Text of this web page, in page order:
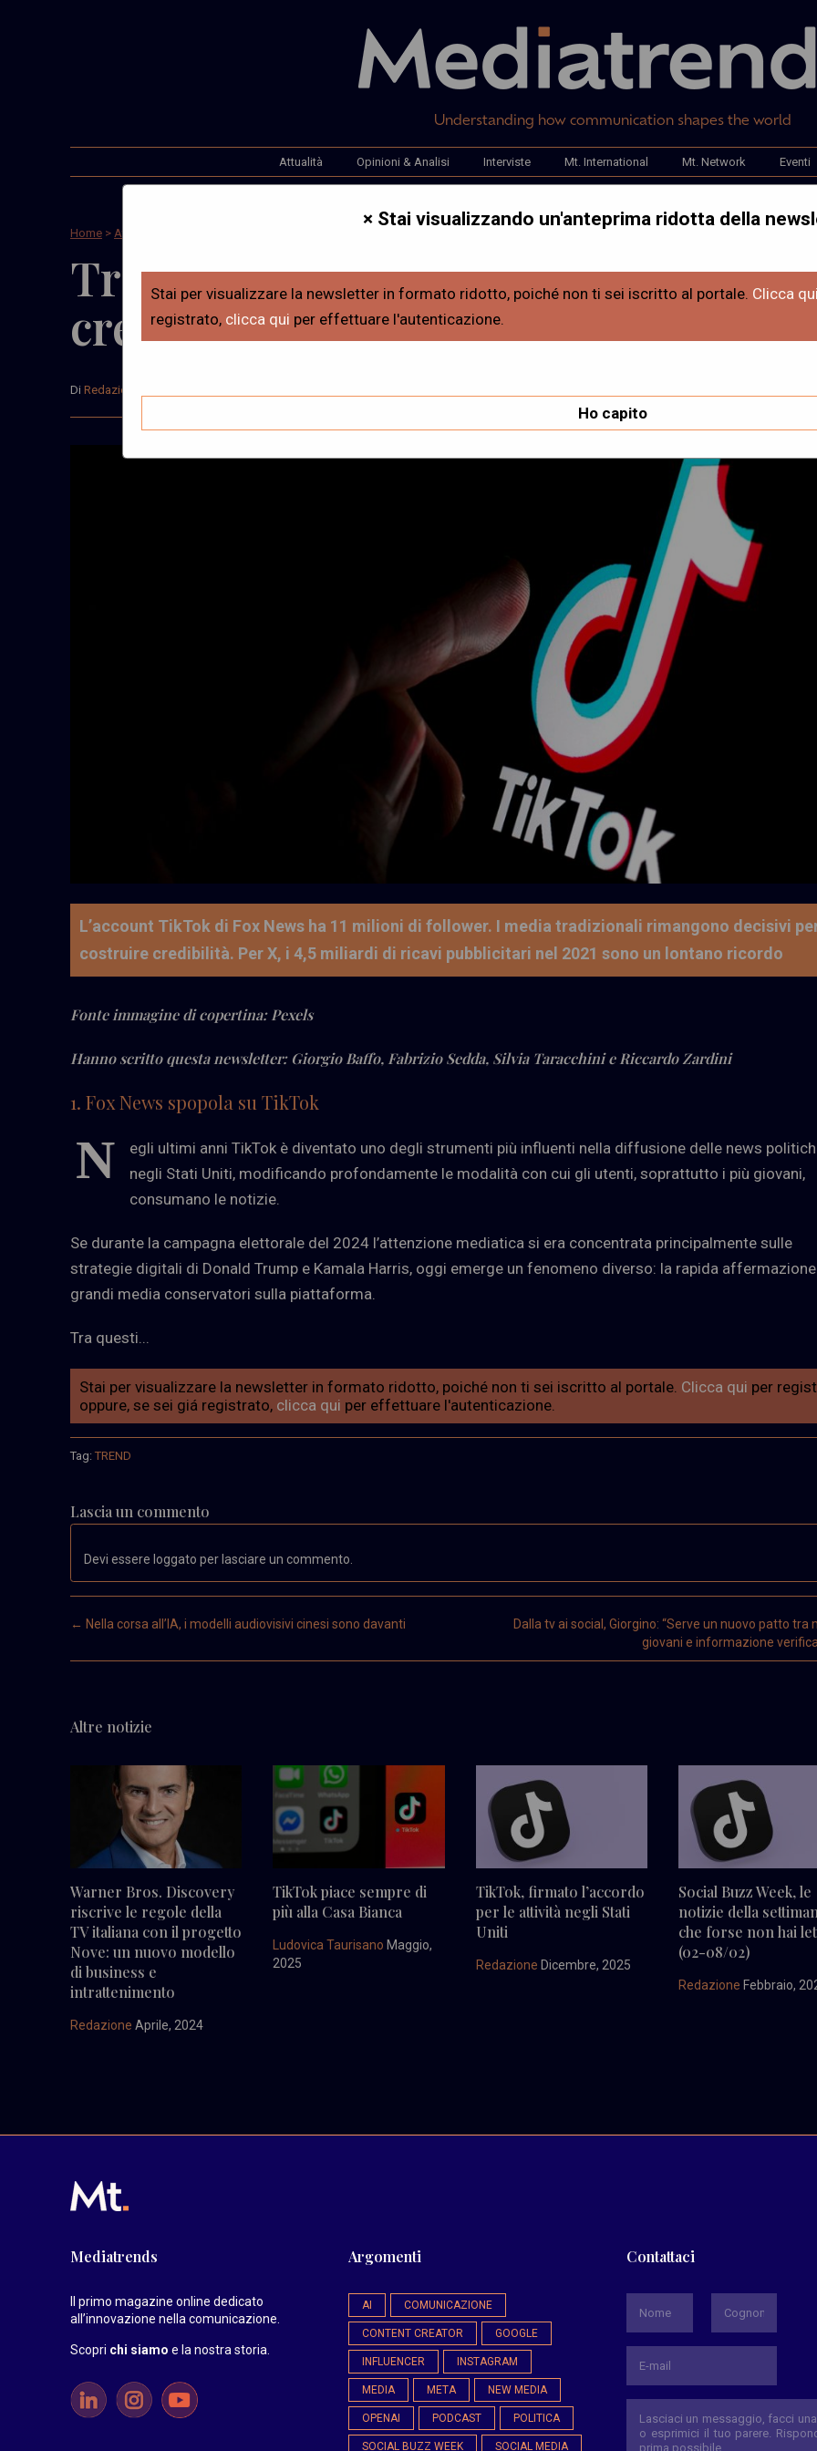
Understanding how communication shapes the world
Attualità Opinioni & Analisi Interviste Mt. International Mt. Network Eventi
Home > Attualità
Trends – TikTok non è solo per
creator
Di Redazione
L’account TikTok di Fox News ha 11 milioni di follower. I media tradizionali rimangono decisivi
costruire credibilità. Per X, i 4,5 miliardi di ricavi pubblicitari nel 2021 sono un lontano ricordo
× Stai visualizzando un'anteprima ridotta della
Stai per visualizzare la newsletter in formato ridotto, poiché non ti sei iscritto al portale. Clicca qui
registrato, clicca qui per effettuare l'autenticazione.
Ho capito
Fonte immagine di copertina: Pexels
Hanno scritto questa newsletter: Giorgio Baffo, Fabrizio Sedda, Silvia Taracchini e Riccardo Zardini
1. Fox News spopola su TikTok
N
egli ultimi anni TikTok è diventato uno degli strumenti più influenti nella diffusione delle news
negli Stati Uniti, modificando profondamente le modalità con cui gli utenti, soprattutto i più giovani,
consumano le notizie.
Se durante la campagna elettorale del 2024 l’attenzione mediatica si era concentrata principalmente sulle
strategie digitali di Donald Trump e Kamala Harris, oggi emerge un fenomeno diverso: la rapida
grandi media conservatori sulla piattaforma.
Tra questi...
Stai per visualizzare la newsletter in formato ridotto, poiché non ti sei iscritto al portale. Clicca qui per
oppure, se sei giá registrato, clicca qui per effettuare l'autenticazione.
Tag: TREND
Lascia un commento
Devi essere loggato per lasciare un commento.
Post navigation
← Nella corsa all’IA, i modelli audiovisivi cinesi sono davanti
Dalla tv ai social, Giorgino: “Serve un nuovo patto tra
giovani e informazione
Altre notizie
Warner Bros. Discovery
riscrive le regole della
TV italiana con il progetto
Nove: un nuovo modello
di business e
intrattenimento
Redazione Aprile, 2024
TikTok piace sempre di
più alla Casa Bianca
Ludovica Taurisano Maggio,
2025
TikTok, firmato l’accordo
per le attività negli Stati
Uniti
Redazione Dicembre, 2025
Social Buzz Week, le
notizie della
che forse non hai
(02-08/02)
Redazione Febbraio,
Mediatrends
Il primo magazine online dedicato
all’innovazione nella comunicazione.
Scopri chi siamo e la nostra storia
Argomenti
AI COMUNICAZIONE
CONTENT CREATOR GOOGLE
INFLUENCER INSTAGRAM
MEDIA META NEW MEDIA
OPENAI PODCAST POLITICA
SOCIAL BUZZ WEEK SOCIAL MEDIA
Contattaci